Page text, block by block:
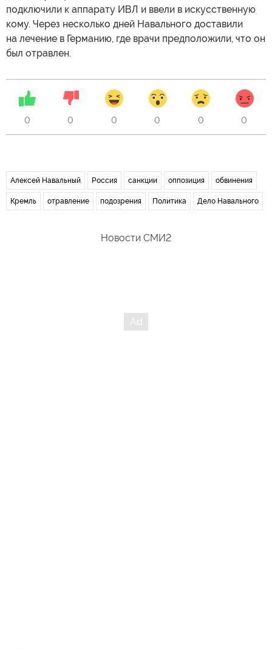
подключили к аппарату ИВЛ и ввели в искусственную
кому. Через несколько дней Навального доставили
на лечение в Германию, где врачи предположили, что он
был отравлен.
0 0 0 0 0 0
Алексей Навальный Россия санкции оппозиция обвинения
Кремль отравление подозрения Политика Дело Навального
Новости СМИ2